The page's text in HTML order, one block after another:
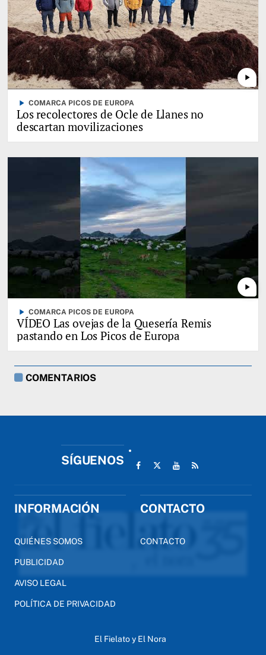
play_arrow
play_arrow COMARCA PICOS DE EUROPA
Los recolectores de Ocle de Llanes no
descartan movilizaciones
play_arrow
play_arrow COMARCA PICOS DE EUROPA
VÍDEO Las ovejas de la Quesería Remis
pastando en Los Picos de Europa
COMENTARIOS
SÍGUENOS
INFORMACIÓN
QUIÉNES SOMOS
PUBLICIDAD
AVISO LEGAL
POLÍTICA DE PRIVACIDAD
CONTACTO
CONTACTO
El Fielato y El Nora